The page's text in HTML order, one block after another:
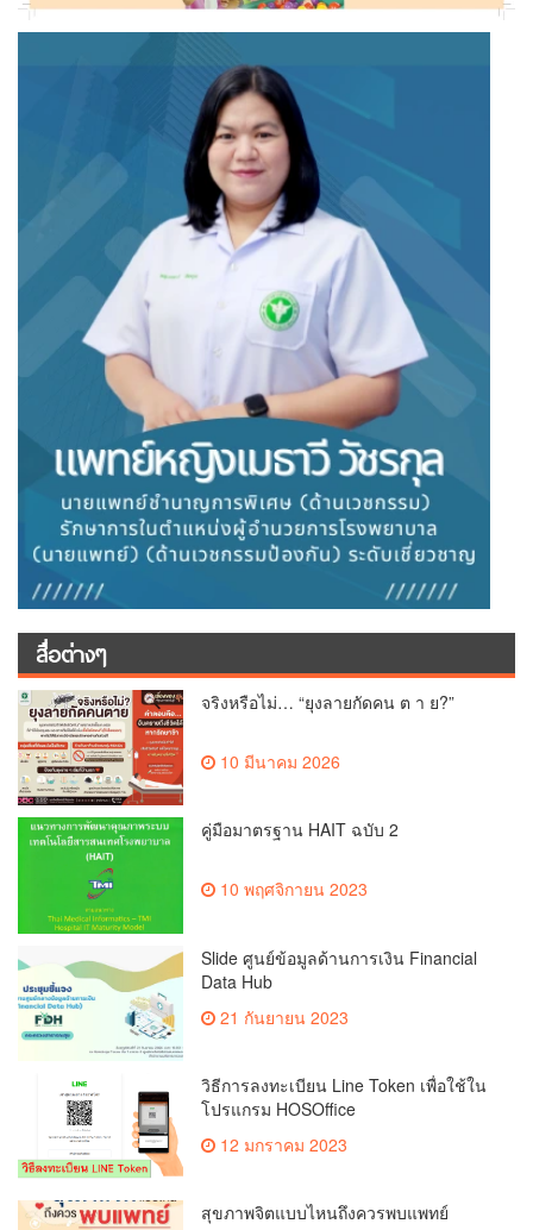
สื่อต่างๆ
จริงหรือไม่… “ยุงลายกัดคน ต า ย?”
10 มีนาคม 2026
คู่มือมาตรฐาน HAIT ฉบับ 2
10 พฤศจิกายน 2023
Slide ศูนย์ข้อมูลด้านการเงิน Financial
Data Hub
21 กันยายน 2023
วิธีการลงทะเบียน Line Token เพื่อใช้ใน
โปรแกรม HOSOffice
12 มกราคม 2023
สุขภาพจิตแบบไหนถึงควรพบแพทย์